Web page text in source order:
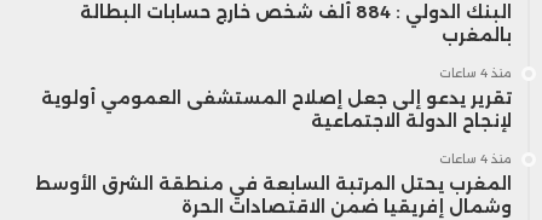
البنك الدولي : 884 ألف شخص خارج حسابات البطالة
بالمغرب
منذ 4 ساعات
تقرير يدعو إلى جعل إصلاح المستشفى العمومي أولوية
لإنجاح الدولة الاجتماعية
منذ 4 ساعات
المغرب يحتل المرتبة السابعة في منطقة الشرق الأوسط
وشمال إفريقيا ضمن الاقتصادات الحرة